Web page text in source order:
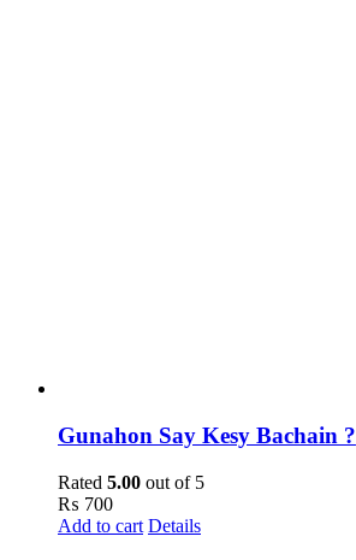
Gunahon Say Kesy Bachain ?
Rated 5.00 out of 5
₨ 700
Add to cart Details